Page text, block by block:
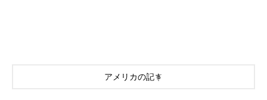
アメリカの記事